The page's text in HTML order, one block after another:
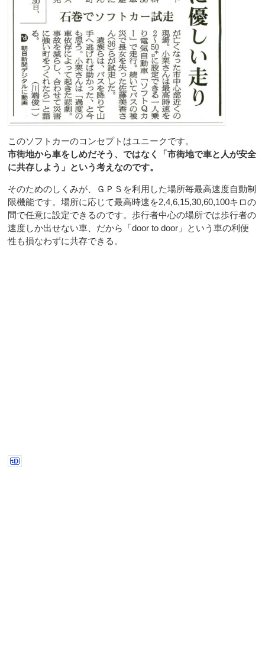
このソフトカーのコンセプトはユニークです。
市街地から車をしめだそう、ではなく「市街地で車と人が安全
に共存しよう」という考えなのです。
そのためのしくみが、ＧＰＳを利用した場所毎最高速度自動制
限機能です。場所に応じて最高時速を2,4,6,15,30,60,100キロの
間で任意に設定できるのです。歩行者中心の場所では歩行者の
速度しか出せない車、だから「door to door」という車の利便
性も損なわずに共存できる。